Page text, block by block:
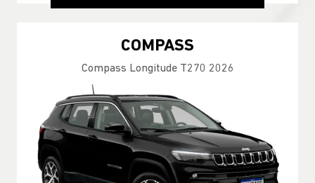
COMPASS
Compass Longitude T270 2026